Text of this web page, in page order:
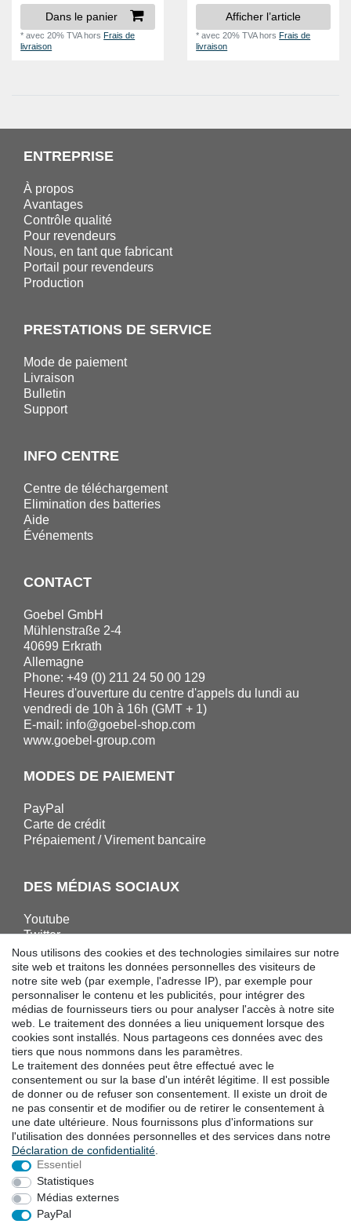
Dans le panier
*avec 20% TVAhorsFrais de
livraison
Afficher l’article
*avec 20% TVAhorsFrais de
livraison
ENTREPRISE
À propos
Avantages
Contrôle qualité
Pour revendeurs
Nous, en tant que fabricant
Portail pour revendeurs
Production
PRESTATIONS DE SERVICE
Mode de paiement
Livraison
Bulletin
Support
INFO CENTRE
Centre de téléchargement
Elimination des batteries
Aide
Événements
CONTACT
Goebel GmbH
Mühlenstraße 2-4
40699 Erkrath
Allemagne
Phone: +49 (0) 211 24 50 00 129
Heures d'ouverture du centre d'appels du lundi au
vendredi de 10h à 16h (GMT + 1)
E-mail: info@goebel-shop.com
www.goebel-group.com
MODES DE PAIEMENT
PayPal
Carte de crédit
Prépaiement / Virement bancaire
DES MÉDIAS SOCIAUX
Youtube
Twitter
Linkedin
Facebook
Instagram
TÉLÉCHARGEMENTS
Catalogues
Technologie
Certificats
Études
Promotion
LOCALITES
Nous utilisons des cookies et des technologies similaires sur notre
site web et traitons les données personnelles des visiteurs de
notre site web (par exemple, l'adresse IP), par exemple pour
personnaliser le contenu et les publicités, pour intégrer des
médias de fournisseurs tiers ou pour analyser l'accès à notre site
web. Le traitement des données a lieu uniquement lorsque des
cookies sont installés. Nous partageons ces données avec des
tiers que nous nommons dans les paramètres.
Le traitement des données peut être effectué avec le
consentement ou sur la base d'un intérêt légitime. Il est possible
de donner ou de refuser son consentement. Il existe un droit de
ne pas consentir et de modifier ou de retirer le consentement à
une date ultérieure. Nous fournissons plus d'informations sur
l'utilisation des données personnelles et des services dans notre
Déclaration de confidentialité
Essentiel
Statistiques
Médias externes
PayPal